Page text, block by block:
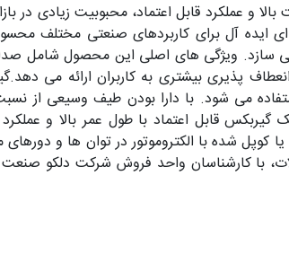
عملکرد قابل اعتماد، محبوبیت زیادی در
ای ایده آل برای کاربردهای صنعتی مختلف
می سازد. ویژگی های اصلی این محصول شامل
پذیری بیشتری به کاربران ارائه می
می شود. با دارا بودن طیف وسیعی از
قابل اعتماد با طول عمر بالا و
شده با الکتروموتور در توان ها و
با کارشناسان واحد فروش شرکت دلکو